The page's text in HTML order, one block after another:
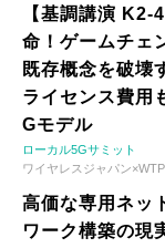
【基調講演 K2-
命！ゲームチェ
既存概念を破壊
ライセンス費用
Gモデル
ローカル5Gサミット
ワイヤレスジャパン
高価な専用ネッ
ワーク構築の現